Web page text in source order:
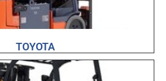
TOYOTA